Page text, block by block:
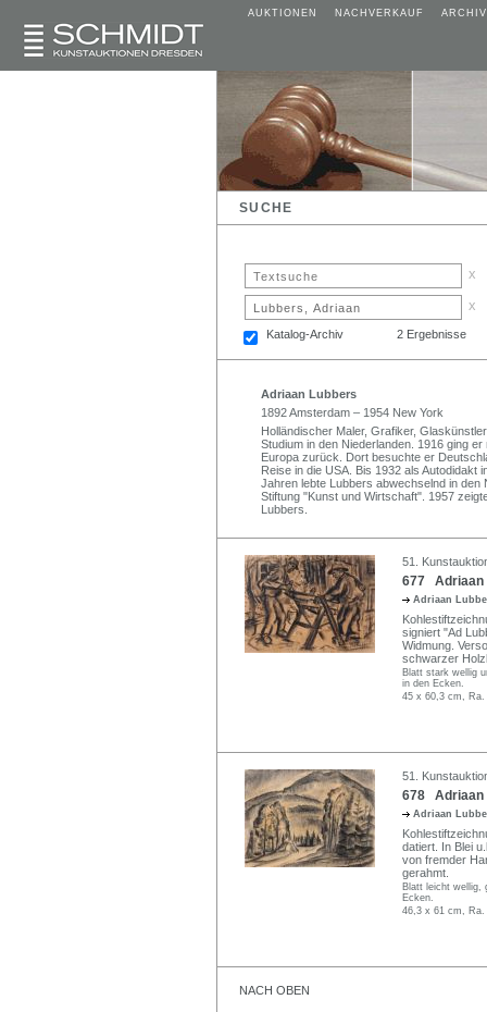
AUKTIONEN NACHVERKAUF ARCHIV
SUCHE
x
x
Katalog-Archiv 2 Ergebnisse
Adriaan Lubbers
1892 Amsterdam – 1954 New York
Holländischer Maler, Grafiker,
Studium in den Niederlanden. 1916 ging
Europa zurück. Dort besuchte er
Reise in die USA. Bis 1932 als Autodidakt
Jahren lebte Lubbers abwechselnd in
Stiftung "Kunst und Wirtschaft". 1957
Lubbers.
51.
677 Adriaan
Adriaan
signiert "Ad
Widmung.
schwarzer
Blatt stark wellig
in den Ecken.
45 x 60,3 cm,
51.
678 Adriaan
Adriaan
datiert. In Blei
von fremder
gerahmt.
Blatt leicht wellig,
Ecken.
46,3 x 61 cm,
NACH OBEN